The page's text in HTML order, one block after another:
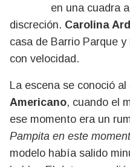
en una cuadra
discreción. Carolina
casa de Barrio Parque
con velocidad.
La escena se conoció al
Americano, cuando el
ese momento era un
Pampita en este
modelo había salido